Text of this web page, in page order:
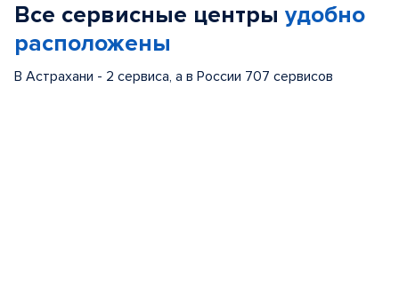
Все сервисные центры удобно
расположены
В Астрахани - 2 сервиса, а в России 707 сервисов